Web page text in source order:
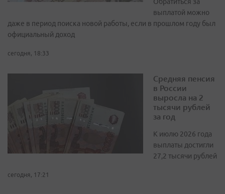
Обратиться за
выплатой можно
даже в период поиска новой работы, если в прошлом году был
официальный доход
сегодня, 18:33
Средняя пенсия
в России
выросла на 2
тысячи рублей
за год
К июлю 2026 года
выплаты достигли
27,2 тысячи рублей
сегодня, 17:21